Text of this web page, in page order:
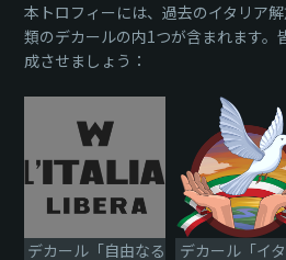
本トロフィーには、過去のイタリア
類のデカールの内1つが含まれます。
成させましょう：
デカール「自由なる
デカール「イ